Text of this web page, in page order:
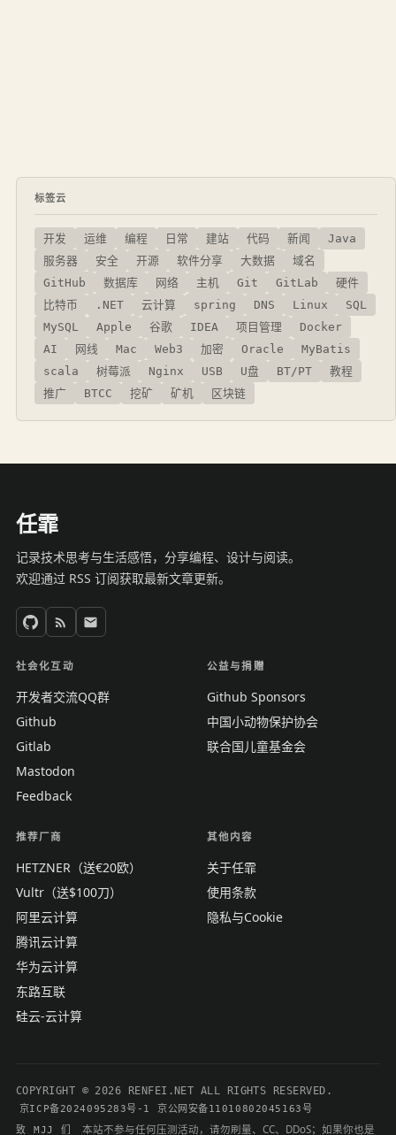
标签云
开发 运维 编程 日常 建站 代码 新闻
Java
服务器
安全 开源 软件分享 大数据
域名
GitHub
数据库 网络 主机 Git GitLab
硬件
比特币
.NET 云计算 spring DNS Linux
SQL
MySQL
Apple 谷歌 IDEA 项目管理
Docker
AI
网线 Mac Web3 加密 Oracle
MyBatis
scala
树莓派 Nginx USB U盘 BT/PT
教程
推广
BTCC 挖矿 矿机 区块链
任霏
记录技术思考与生活感悟，分享编程、设计与阅读。
欢迎通过 RSS 订阅获取最新文章更新。
社会化互动
开发者交流QQ群
Github
Gitlab
Mastodon
Feedback
公益与捐赠
Github Sponsors
中国小动物保护协会
联合国儿童基金会
推荐厂商
HETZNER（送€20欧）
Vultr（送$100刀）
阿里云计算
腾讯云计算
华为云计算
东路互联
硅云-云计算
其他内容
关于任霏
使用条款
隐私与Cookie
COPYRIGHT © 2026 RENFEI.NET ALL RIGHTS RESERVED.
京ICP备2024095283号-1
京公网安备11010802045163号
致 MJJ 们
本站不参与任何压测活动，请勿刷量、CC、DDoS；如果你也是